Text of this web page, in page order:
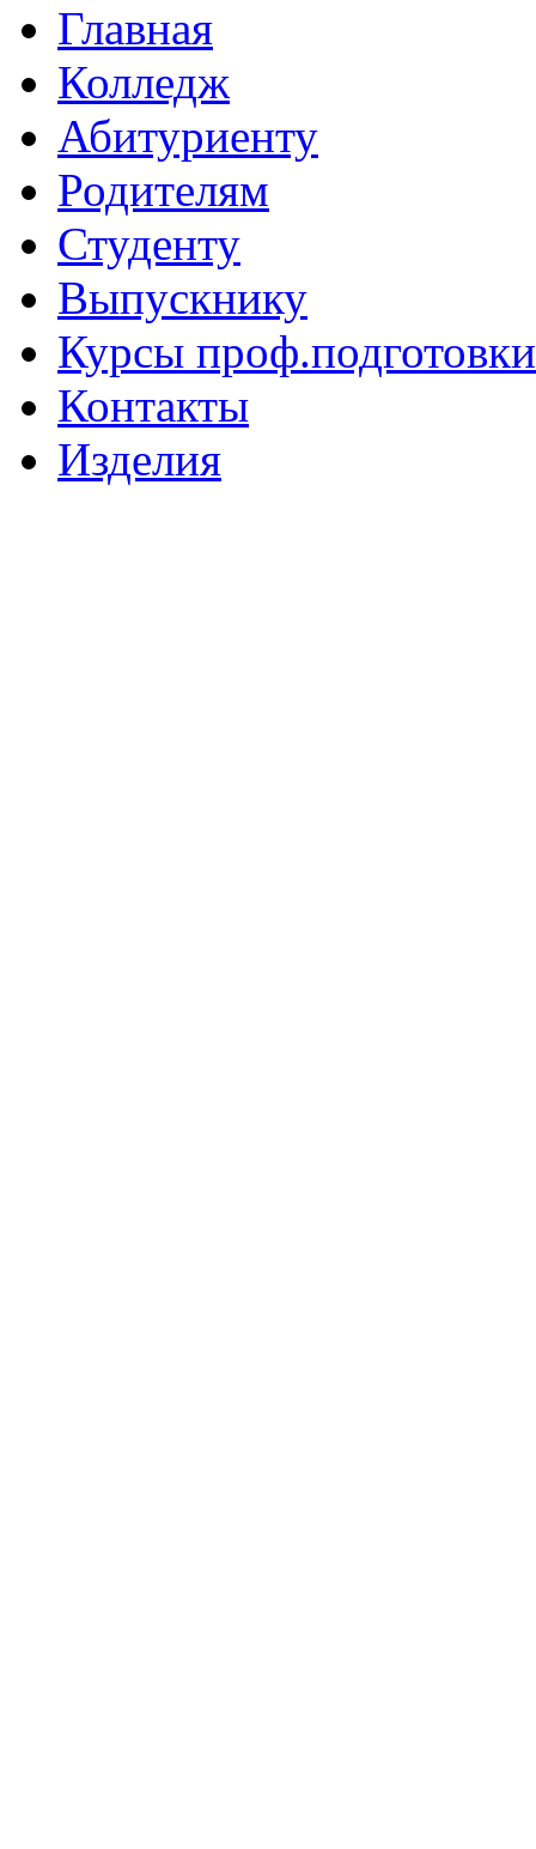
Главная
Колледж
Абитуриенту
Родителям
Студенту
Выпускнику
Курсы проф.подготовки
Контакты
Изделия